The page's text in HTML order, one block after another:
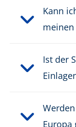
Schutzklasse:
Wasserdicht:
Kann
meinen
Ist der
Europa